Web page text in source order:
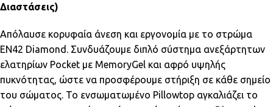
Διαστάσεις)
Απόλαυσε κορυφαία άνεση και εργονομία με το στρώμα
EN42 Diamond. Συνδυάζουμε διπλό σύστημα ανεξάρτητων
ελατηρίων Pocket με MemoryGel και αφρό υψηλής
πυκνότητας, ώστε να προσφέρουμε στήριξη σε κάθε σημείο
του σώματος. Το ενσωματωμένο Pillowtop αγκαλιάζει το